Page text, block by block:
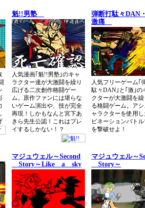
魁!!男塾
人気漫画｢魁!!男塾｣のキャ
ラクター達が大激闘を繰り
広げる二次創作格闘ゲー
ム。原作ファンには堪らな
いゲーム演出や、技が完全
再現！しかもなんと宮下あ
きら先生公認！これはプレ
イするしかない！？
弾断打駄々DAN
激痛
人気フリーゲーム｢
駄々DAN｣と｢激｣の
クターが大激闘を
る格闘ゲーム。ア
ャラクターを使用
ビネーションバト
を撃破せよ！
マジュウェル～Second
Story～Like a sky
マジュウェル～
Story～